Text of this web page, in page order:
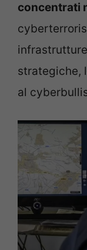
concentrati
strategiche,
al